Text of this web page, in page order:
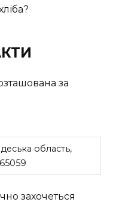
за
область,
захочеться